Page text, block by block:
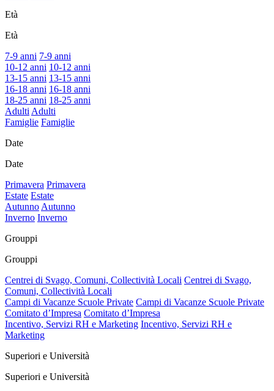
Età
Età
7-9 anni 7-9 anni
10-12 anni 10-12 anni
13-15 anni 13-15 anni
16-18 anni 16-18 anni
18-25 anni 18-25 anni
Adulti Adulti
Famiglie Famiglie
Date
Date
Primavera Primavera
Estate Estate
Autunno Autunno
Inverno Inverno
Grouppi
Grouppi
Centrei di Svago, Comuni, Collectività Locali Centrei di Svago,
Comuni, Collectività Locali
Campi di Vacanze Scuole Private Campi di Vacanze Scuole Private
Comitato d’Impresa Comitato d’Impresa
Incentivo, Servizi RH e Marketing Incentivo, Servizi RH e
Marketing
Superiori e Università
Superiori e Università